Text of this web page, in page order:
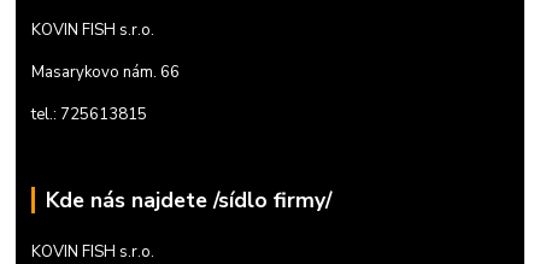
KOVIN FISH s.r.o.
Masarykovo nám. 66
tel.: 725613815
Kde nás najdete /sídlo firmy/
KOVIN FISH s.r.o.